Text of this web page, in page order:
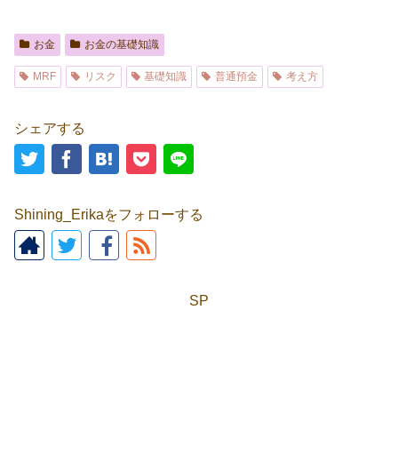
お金 お金の基礎知識
MRF リスク 基礎知識 普通預金 考え方
シェアする
Shining_Erikaをフォローする
SP